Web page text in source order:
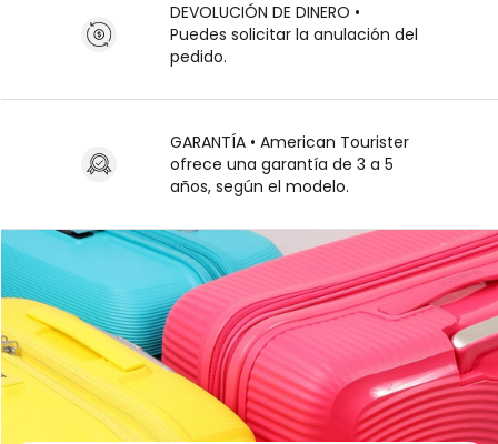
DEVOLUCIÓN DE DINERO •
Puedes solicitar la anulación del
pedido.
GARANTÍA • American Tourister
ofrece una garantía de 3 a 5
años, según el modelo.